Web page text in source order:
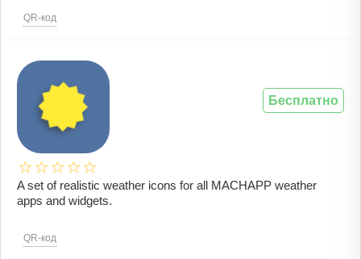
QR-код
A set of realistic weather icons for all MACHAPP weather
apps and widgets.
QR-код
Бесплатно